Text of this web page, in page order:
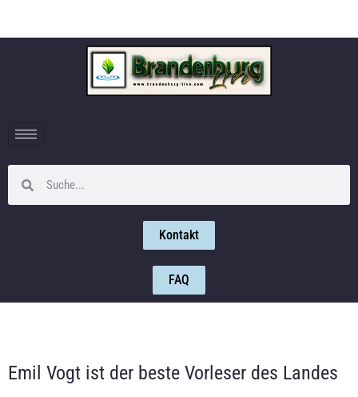
Kontakt
FAQ
Emil Vogt ist der beste Vorleser des Landes